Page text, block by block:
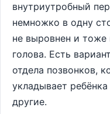
внутриутробный
немножко в одну
не выровнен и
голова. Есть
отдела позвонков,
укладывает
другие.